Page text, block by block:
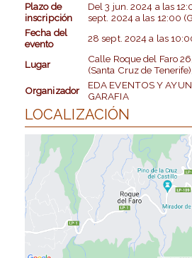
Plazo de
inscripción
Del3 jun. 2024 a las
sept. 2024a las 12:00
Fecha del
evento
28 sept. 2024a las
Lugar
Calle Roque del Faro
(Santa Cruz de
Organizador
EDA EVENTOS Y
GARAFIA
LOCALIZACIÓN